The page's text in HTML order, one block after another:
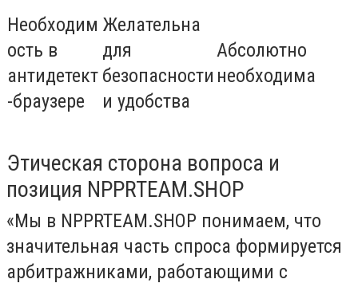
Необходим
ость в
антидетект
-браузере
Желательна
для
безопасности
и удобства
Абсолютно
необходима
Этическая сторона вопроса и
позиция NPPRTEAM.SHOP
«Мы в NPPRTEAM.SHOP понимаем, что
значительная часть спроса формируется
арбитражниками, работающими с